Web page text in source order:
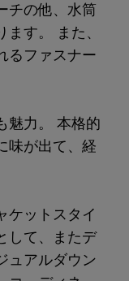
チの他、水筒
す。 また、
るファスナー
魅力。 本格的
味が出て、経
ケットスタイ
して、またデ
ュアルダウン